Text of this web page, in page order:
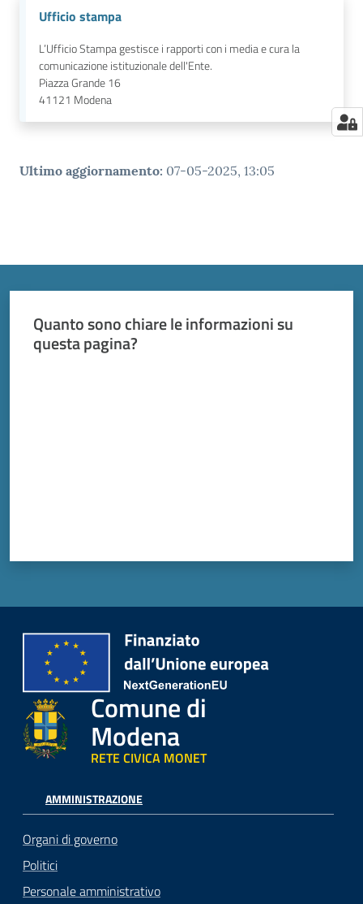
Ufficio stampa
L’Ufficio Stampa gestisce i rapporti con i media e cura la
comunicazione istituzionale dell'Ente.
Piazza Grande 16
41121 Modena
Ultimo aggiornamento: 07-05-2025, 13:05
Quanto sono chiare le informazioni su
questa pagina?
Comune di
Modena
RETE CIVICA MONET
AMMINISTRAZIONE
Organi di governo
Politici
Personale amministrativo